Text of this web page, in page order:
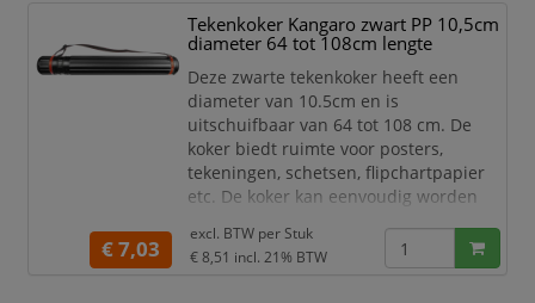
mee naar werk en/of school kan
nemen.
Kangaro tekenkoker.
Kleur zwart.
Diameter 12.5cm.
Uitschuifbaar
Tekenkoker Kangaro zwart PP 10,5cm
diameter 64 tot 108cm lengte
Deze zwarte tekenkoker heeft een
diameter van 10.5cm en is
uitschuifbaar van 64 tot 108 cm. De
koker biedt ruimte voor posters,
tekeningen, schetsen, flipchartpapier
etc. De koker kan eenvoudig worden
behulp van de verstelbare
schouderriem makkelijk te dragen
€ 7,03
excl. BTW per Stuk
€ 8,51 incl. 21% BTW